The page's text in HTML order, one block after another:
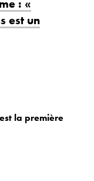
: «
est un
la première